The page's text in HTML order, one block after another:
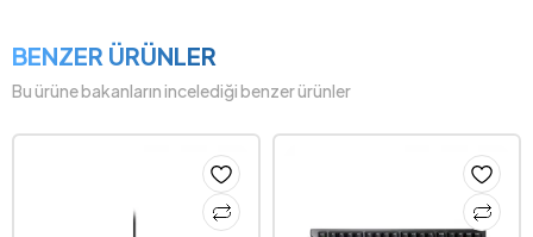
BENZER ÜRÜNLER
Bu ürüne bakanların incelediği benzer ürünler